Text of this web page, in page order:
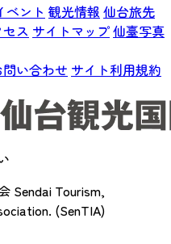
ベント 観光情報 仙台旅先
ス サイトマップ仙臺写真
問い合わせ サイト利用規約
Sendai Tourism,
(SenTIA)